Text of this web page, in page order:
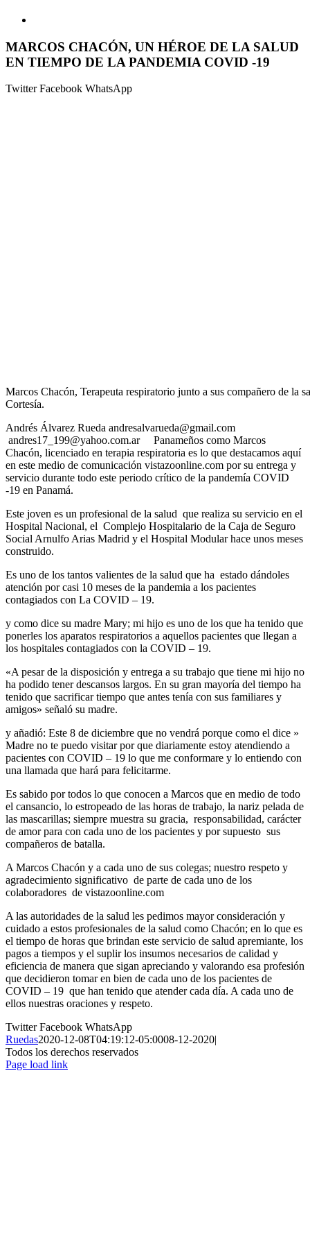
MARCOS CHACÓN, UN HÉROE DE LA SALUD
EN TIEMPO DE LA PANDEMIA COVID -19
TwitterFacebook WhatsApp
Marcos Chacón, Terapeuta respiratorio junto a sus compañero de la
Cortesía.
Andrés Álvarez Rueda andresalvarueda@gmail.com
andres17_199@yahoo.com.ar Panameños como Marcos
Chacón, licenciado en terapia respiratoria es lo que destacamos aquí
en este medio de comunicación vistazoonline.com por su entrega y
servicio durante todo este periodo crítico de la pandemía COVID
-19 en Panamá.
Este joven es un profesional de la salud que realiza su servicio en el
Hospital Nacional, el Complejo Hospitalario de la Caja de Seguro
Social Arnulfo Arias Madrid y el Hospital Modular hace unos meses
construido.
Es uno de los tantos valientes de la salud que ha estado dándoles
atención por casi 10 meses de la pandemia a los pacientes
contagiados con La COVID – 19.
y como dice su madre Mary; mi hijo es uno de los que ha tenido que
ponerles los aparatos respiratorios a aquellos pacientes que llegan a
los hospitales contagiados con la COVID – 19.
«A pesar de la disposición y entrega a su trabajo que tiene mi hijo no
ha podido tener descansos largos. En su gran mayoría del tiempo ha
tenido que sacrificar tiempo que antes tenía con sus familiares y
amigos» señaló su madre.
y añadió: Este 8 de diciembre que no vendrá porque como el dice »
Madre no te puedo visitar por que diariamente estoy atendiendo a
pacientes con COVID – 19 lo que me conformare y lo entiendo con
una llamada que hará para felicitarme.
Es sabido por todos lo que conocen a Marcos que en medio de todo
el cansancio, lo estropeado de las horas de trabajo, la nariz pelada de
las mascarillas; siempre muestra su gracia, responsabilidad, carácter
de amor para con cada uno de los pacientes y por supuesto sus
compañeros de batalla.
A Marcos Chacón y a cada uno de sus colegas; nuestro respeto y
agradecimiento significativo de parte de cada uno de los
colaboradores de vistazoonline.com
A las autoridades de la salud les pedimos mayor consideración y
cuidado a estos profesionales de la salud como Chacón; en lo que es
el tiempo de horas que brindan este servicio de salud apremiante, los
pagos a tiempos y el suplir los insumos necesarios de calidad y
eficiencia de manera que sigan apreciando y valorando esa profesión
que decidieron tomar en bien de cada uno de los pacientes de
COVID – 19 que han tenido que atender cada día. A cada uno de
ellos nuestras oraciones y respeto.
TwitterFacebook WhatsApp
Ruedas2020-12-08T04:19:12-05:0008-12-2020|
Todos los derechos reservados
Page load link